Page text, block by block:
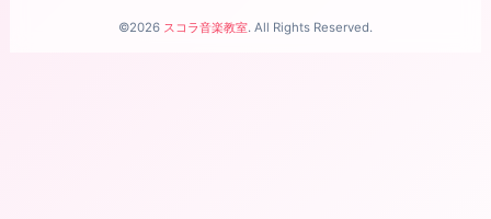
©2026 スコラ音楽教室. All Rights Reserved.